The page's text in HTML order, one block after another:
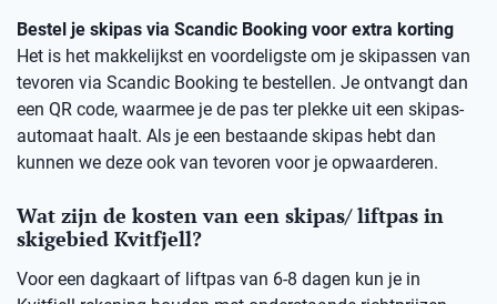
Bestel je skipas via Scandic Booking voor extra korting
Het is het makkelijkst en voordeligste om je skipassen van
tevoren via Scandic Booking te bestellen. Je ontvangt dan
een QR code, waarmee je de pas ter plekke uit een skipas-
automaat haalt. Als je een bestaande skipas hebt dan
kunnen we deze ook van tevoren voor je opwaarderen.
Wat zijn de kosten van een skipas/ liftpas in
skigebied Kvitfjell?
Voor een dagkaart of liftpas van 6-8 dagen kun je in